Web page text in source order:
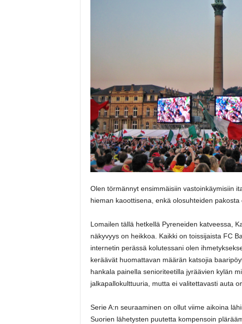
Olen törmännyt ensimmäisiin vastoinkäymisiin
hieman kaoottisena, enkä olosuhteiden
Lomailen tällä hetkellä Pyreneiden katveessa,
näkyvyys on heikkoa. Kaikki on toissijaista FC
internetin perässä kolutessani olen
keräävät huomattavan määrän katsojia
hankala painella senioriteetilla jyräävien kylän
jalkapallokulttuuria, mutta ei valitettavasti auta
Serie A:n seuraaminen on ollut viime aikoina
Suorien lähetysten puutetta kompensoin